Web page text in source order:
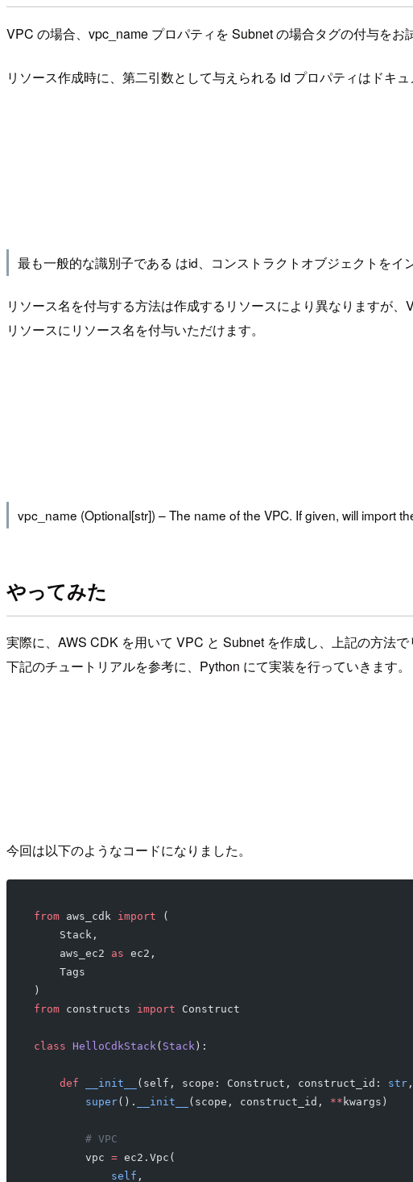
VPC の場合、vpc_name プロパティを Subnet の場合タグの付与をお
リソース作成時に、第二引数として与えられる id プロパティはドキ
最も一般的な識別子である はid、コンストラクトオブジェクトをイ
リソース名を付与する方法は作成するリソースにより異なりますが
リソースにリソース名を付与いただけます。
vpc_name (Optional[str]) – The name of the VPC. If given, will import
やってみた
実際に、AWS CDK を用いて VPC と Subnet を作成し、上記の方法で
下記のチュートリアルを参考に、Python にて実装を行っていきます。
今回は以下のようなコードになりました。
from aws_cdk import (
    Stack,
    aws_ec2
as ec2,
    Tags
)
from constructs import Construct
class HelloCdkStack ( Stack ):
    def
__init__ (self, scope: Construct, construct_id: str
        super
(). __init__ (scope, construct_id, ** kwargs)
        # VPC
        vpc
= ec2.Vpc(
            self
,